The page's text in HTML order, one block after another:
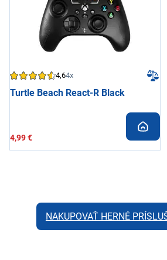
4,64x
Turtle Beach React-R Black
4,99 €
NAKUPOVAŤ HERNÉ